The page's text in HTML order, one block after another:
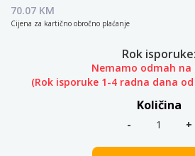
70.07 KM
Cijena za kartično obročno plaćanje
Rok isporuke:
Nemamo odmah na
(Rok isporuke 1-4 radna dana od
Količina